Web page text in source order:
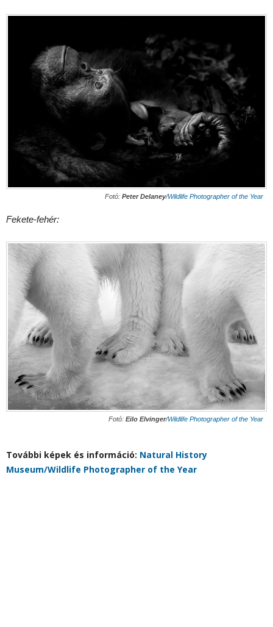
Fotó: Peter Delaney/Wildlife Photographer of the Year
Fekete-fehér:
Fotó: Eilo Elvinger/Wildlife Photographer of the Year
További képek és információ: Natural History
Museum/Wildlife Photographer of the Year